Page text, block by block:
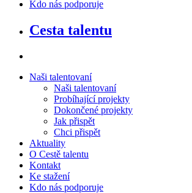
Kdo nás podporuje
Cesta talentu
Naši talentovaní
Naši talentovaní
Probíhající projekty
Dokončené projekty
Jak přispět
Chci přispět
Aktuality
O Cestě talentu
Kontakt
Ke stažení
Kdo nás podporuje